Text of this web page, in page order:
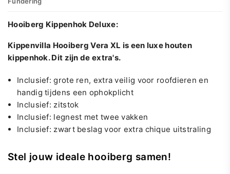
Hooiberg Kippenhok Deluxe:
Kippenvilla Hooiberg Vera XL is een luxe houten
kippenhok. Dit zijn de extra's.
Inclusief: grote ren, extra veilig voor roofdieren en
handig tijdens een ophokplicht
Inclusief: zitstok
Inclusief: legnest met twee vakken
Inclusief: zwart beslag voor extra chique uitstraling
Stel jouw ideale hooiberg samen!